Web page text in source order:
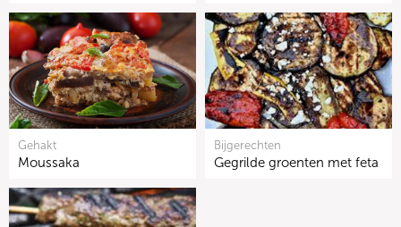
Gehakt
Moussaka
Bijgerechten
Gegrilde groenten met feta